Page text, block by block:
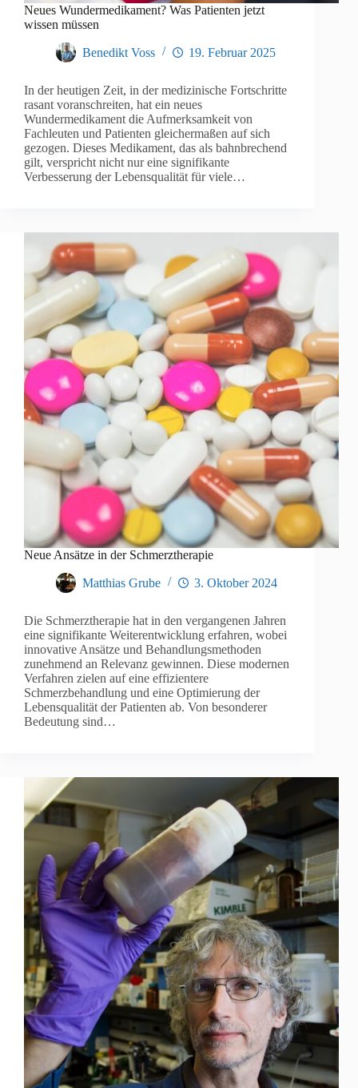
Neues Wundermedikament? Was Patienten jetzt
wissen müssen
Benedikt Voss 19. Februar 2025
In der heutigen Zeit, in der medizinische Fortschritte
rasant voranschreiten, hat ein neues
Wundermedikament die Aufmerksamkeit von
Fachleuten und Patienten gleichermaßen auf sich
gezogen. Dieses Medikament, das als bahnbrechend
gilt, verspricht nicht nur eine signifikante
Verbesserung der Lebensqualität für viele…
Neue Ansätze in der Schmerztherapie
Matthias Grube 3. Oktober 2024
Die Schmerztherapie hat in den vergangenen Jahren
eine signifikante Weiterentwicklung erfahren, wobei
innovative Ansätze und Behandlungsmethoden
zunehmend an Relevanz gewinnen. Diese modernen
Verfahren zielen auf eine effizientere
Schmerzbehandlung und eine Optimierung der
Lebensqualität der Patienten ab. Von besonderer
Bedeutung sind…